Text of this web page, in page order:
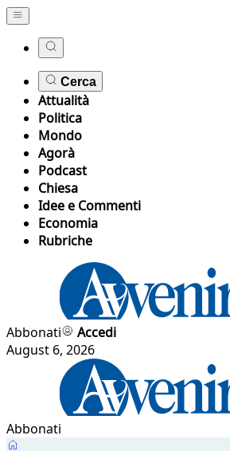
Cerca
Attualità
Politica
Mondo
Agorà
Podcast
Chiesa
Idee e Commenti
Economia
Rubriche
Abbonati
Accedi
August 6, 2026
Abbonati